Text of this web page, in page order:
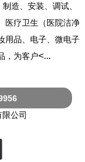
造、安装、调试、
医疗卫生（医院洁净
用品、电子、微电子
，为客户<...
公司